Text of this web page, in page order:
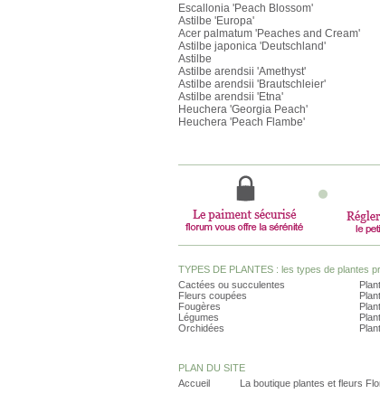
Escallonia 'Peach Blossom'
Astilbe 'Europa'
Acer palmatum 'Peaches and Cream'
Astilbe japonica 'Deutschland'
Astilbe
Astilbe arendsii 'Amethyst'
Astilbe arendsii 'Brautschleier'
Astilbe arendsii 'Etna'
Heuchera 'Georgia Peach'
Heuchera 'Peach Flambe'
TYPES DE PLANTES : les types de plantes
Cactées ou succulentes
Fleurs coupées
Fougères
Légumes
Orchidées
PLAN DU SITE
Accueil
La boutique plantes et fleurs